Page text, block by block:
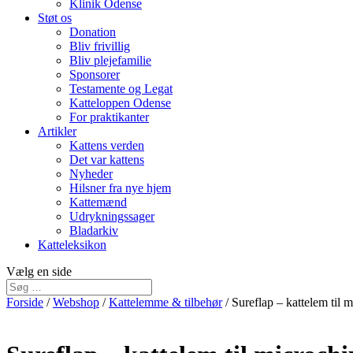
Klinik Odense
Støt os
Donation
Bliv frivillig
Bliv plejefamilie
Sponsorer
Testamente og Legat
Katteloppen Odense
For praktikanter
Artikler
Kattens verden
Det var kattens
Nyheder
Hilsner fra nye hjem
Kattemænd
Udrykningssager
Bladarkiv
Katteleksikon
Vælg en side
Forside /Webshop /Kattelemme & tilbehør/ Sureflap – kattelem til